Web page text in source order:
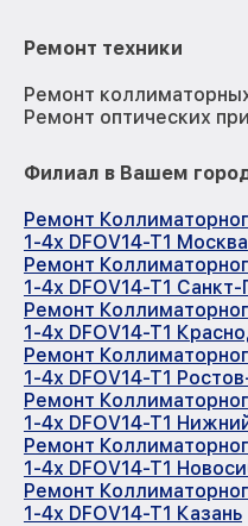
Ремонт техники
Ремонт
Ремонт оптических
Филиал в Вашем
Ремонт
1-4x DFOV14-T1 Москва
Ремонт
1-4x DFOV14-T1
Ремонт
1-4x DFOV14-T1
Ремонт
1-4x DFOV14-T1
Ремонт
1-4x DFOV14-T1
Ремонт
1-4x DFOV14-T1
Ремонт
1-4x DFOV14-T1 Казань